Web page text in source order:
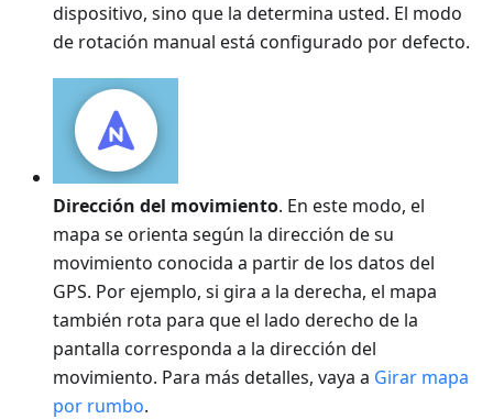
dispositivo, sino que la determina usted. El modo
de rotación manual está configurado por defecto.
Dirección del movimiento. En este modo, el
mapa se orienta según la dirección de su
movimiento conocida a partir de los datos del
GPS. Por ejemplo, si gira a la derecha, el mapa
también rota para que el lado derecho de la
pantalla corresponda a la dirección del
movimiento. Para más detalles, vaya a Girar mapa
por rumbo.